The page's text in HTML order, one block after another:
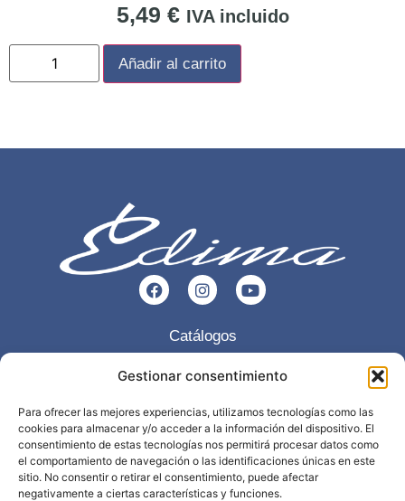
Gestionar consentimiento
Para ofrecer las mejores experiencias, utilizamos tecnologías como las
cookies para almacenar y/o acceder a la información del dispositivo. El
consentimiento de estas tecnologías nos permitirá procesar datos como
el comportamiento de navegación o las identificaciones únicas en este
sitio. No consentir o retirar el consentimiento, puede afectar
negativamente a ciertas características y funciones.
5,49 € IVA incluido
Añadir al carrito
Catálogos
Servicios
Trabajos realizados
Contacto